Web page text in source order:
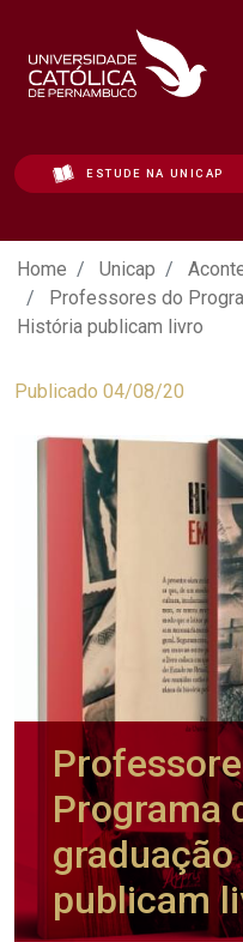
ESTUDE NA UNICAP
Professores do
Home Unicap
Professores do
História publicam livro
Publicado 04/08/20
Programa
publicam